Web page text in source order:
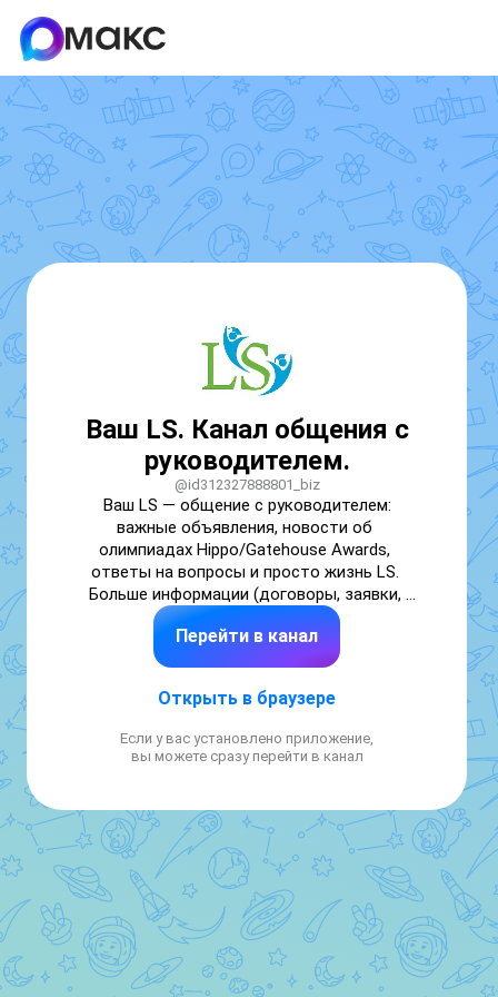
Ваш LS. Канал общения с
руководителем.
@id312327888801_biz
Ваш LS — общение с руководителем:
важные объявления, новости об
олимпиадах Hippo/Gatehouse Awards,
ответы на вопросы и просто жизнь LS.
Больше информации (договоры, заявки,
справки )— на нашей страничке
https://lsbg.taplink.ws
Перейти в канал
Открыть в браузере
Если у вас установлено приложение,
вы можете сразу перейти в канал